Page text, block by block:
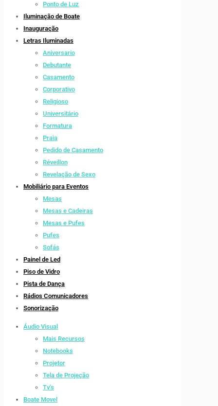
Ponto de Luz
Iluminação de Boate
Inauguração
Letras Iluminadas
Aniversario
Debutante
Casamento
Corporativo
Religioso
Universitário
Formatura
Praia
Pedido de Casamento
Réveillon
Revelação de Sexo
Mobiliário para Eventos
Mesas
Mesas e Cadeiras
Mesas e Pufes
Pufes
Sofás
Painel de Led
Piso de Vidro
Pista de Dança
Rádios Comunicadores
Sonorização
Áudio Visual
Mais Recursos
Notebooks
Projetor
Tela de Projeção
Tv’s
Boate Movel